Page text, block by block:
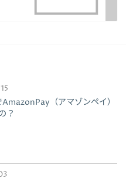
（アマゾンペイ）
？